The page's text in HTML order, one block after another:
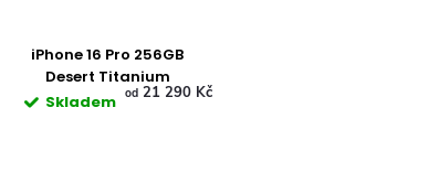
iPhone 16 Pro 256GB
Desert Titanium
Skladem od 21 290 Kč